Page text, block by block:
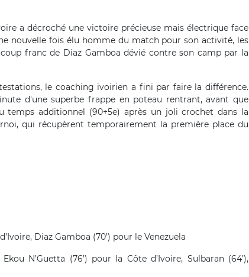
a décroché une victoire précieuse mais électrique face
nouvelle fois élu homme du match pour son activité, les
franc de Diaz Gamboa dévié contre son camp par la
le coaching ivoirien a fini par faire la différence.
d'une superbe frappe en poteau rentrant, avant que
additionnel (90+5e) après un joli crochet dans la
qui récupèrent temporairement la première place du
Diaz Gamboa (70’) pour le Venezuela
Ekou N’Guetta (76’) pour la Côte d’Ivoire, Sulbaran (64’),